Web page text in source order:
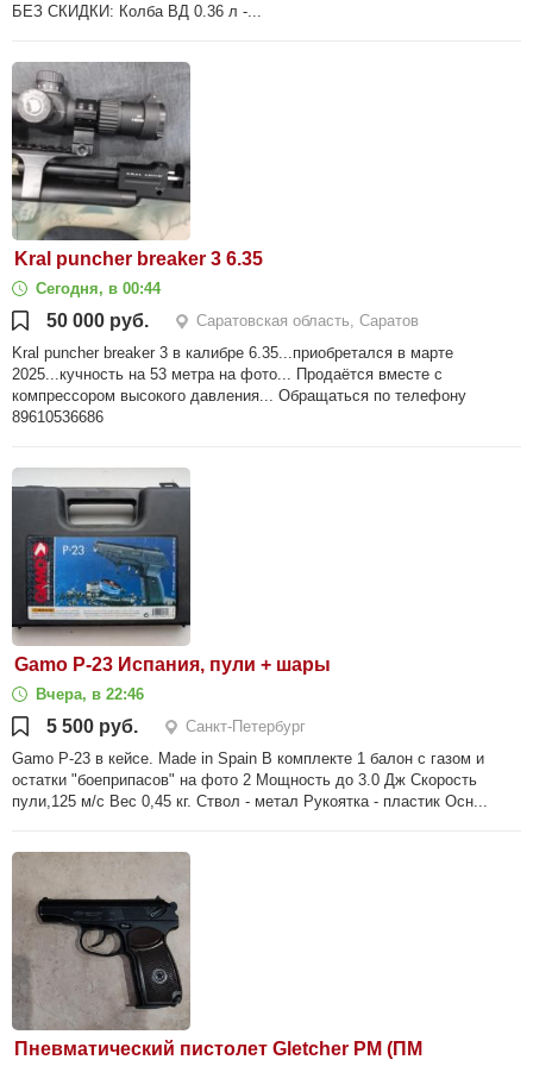
БЕЗ СКИДКИ: Колба ВД 0.36 л -...
Kral puncher breaker 3 6.35
Сегодня, в 00:44
50 000 руб.
Саратовская область, Саратов
Kral puncher breaker 3 в калибре 6.35...приобретался в марте
2025...кучность на 53 метра на фото... Продаётся вместе с
компрессором высокого давления... Обращаться по телефону
89610536686
Gamo P-23 Испания, пули + шары
Вчера, в 22:46
5 500 руб.
Санкт-Петербург
Gamo P-23 в кейсе. Made in Spain В комплекте 1 балон с газом и
остатки "боеприпасов" на фото 2 Мощность до 3.0 Дж Скорость
пули,125 м/с Вес 0,45 кг. Ствол - метал Рукоятка - пластик Осн...
Пневматический пистолет Gletcher PM (ПМ